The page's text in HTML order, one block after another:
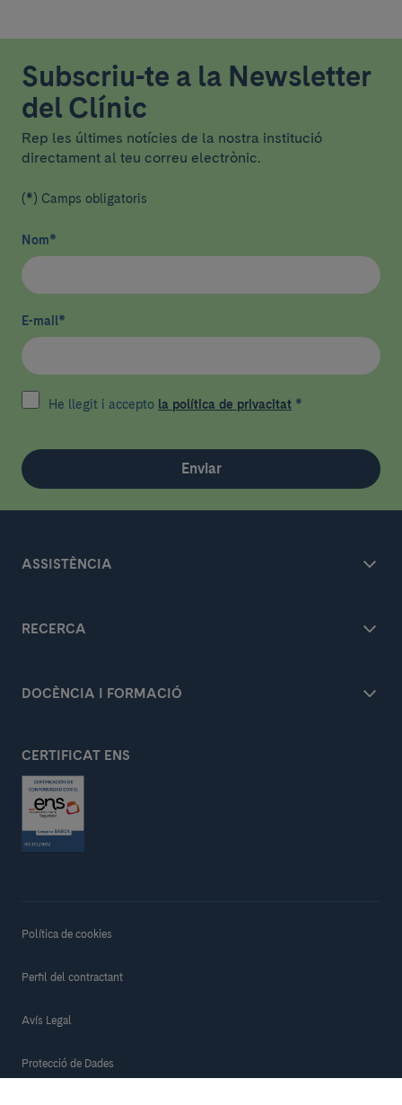
Subscriu-te a la Newsletter
del Clínic
Rep les últimes notícies de la nostra institució
directament al teu correu electrònic.
(*) Camps obligatoris
Nom*
E-mail*
He llegit i accepto la política de privacitat *
Enviar
ASSISTÈNCIA
RECERCA
DOCÈNCIA I FORMACIÓ
CERTIFICAT ENS
Política de cookies
Perfil del contractant
Avís Legal
Protecció de Dades